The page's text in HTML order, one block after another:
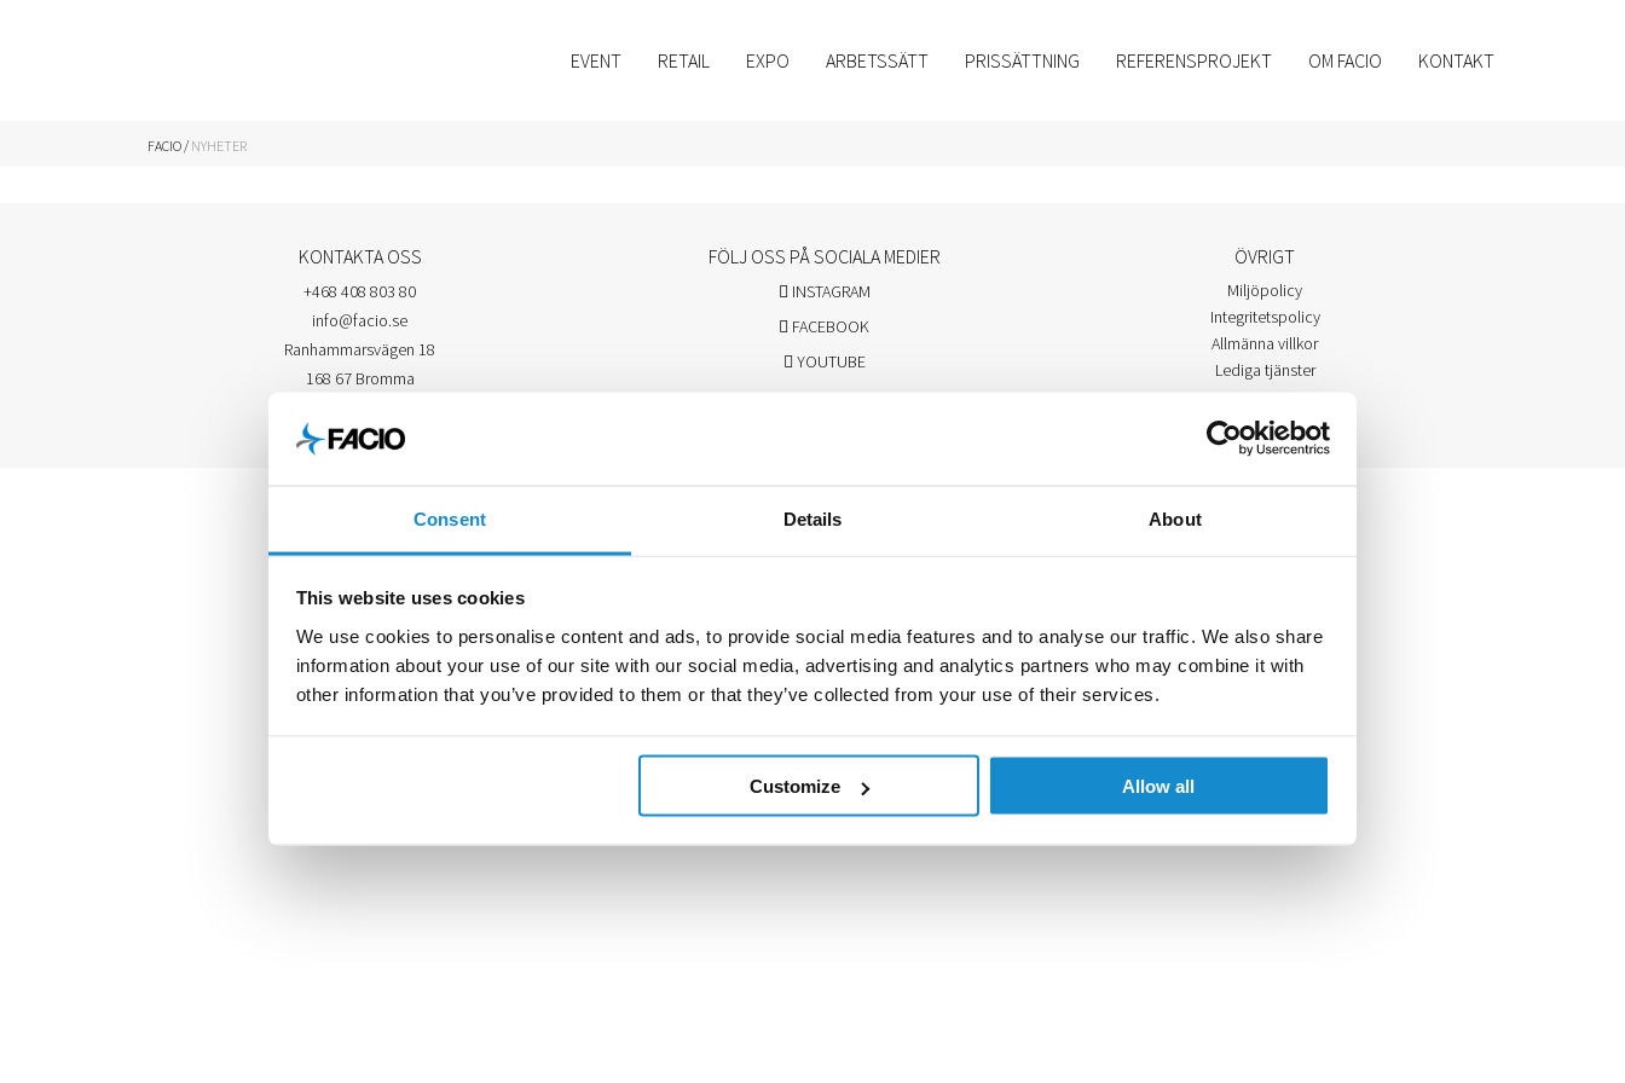
Consent Details About
This website uses cookies
We use cookies to personalise content and ads, to provide social media features and to analyse our traffic. We also share
information about your use of our site with our social media, advertising and analytics partners who may combine it with
other information that you’ve provided to them or that they’ve collected from your use of their services.
Customize Allow all
EVENT RETAIL EXPO ARBETSSÄTT PRISSÄTTNING REFERENSPROJEKT OM FACIO KONTAKT
FACIO/ NYHETER
KONTAKTA OSS
+468 408 803 80
info@facio.se
Ranhammarsvägen 18
168 67 Bromma
FÖLJ OSS PÅ SOCIALA MEDIER
INSTAGRAM
FACEBOOK
YOUTUBE
ÖVRIGT
Miljöpolicy
Integritetspolicy
Allmänna villkor
Lediga tjänster